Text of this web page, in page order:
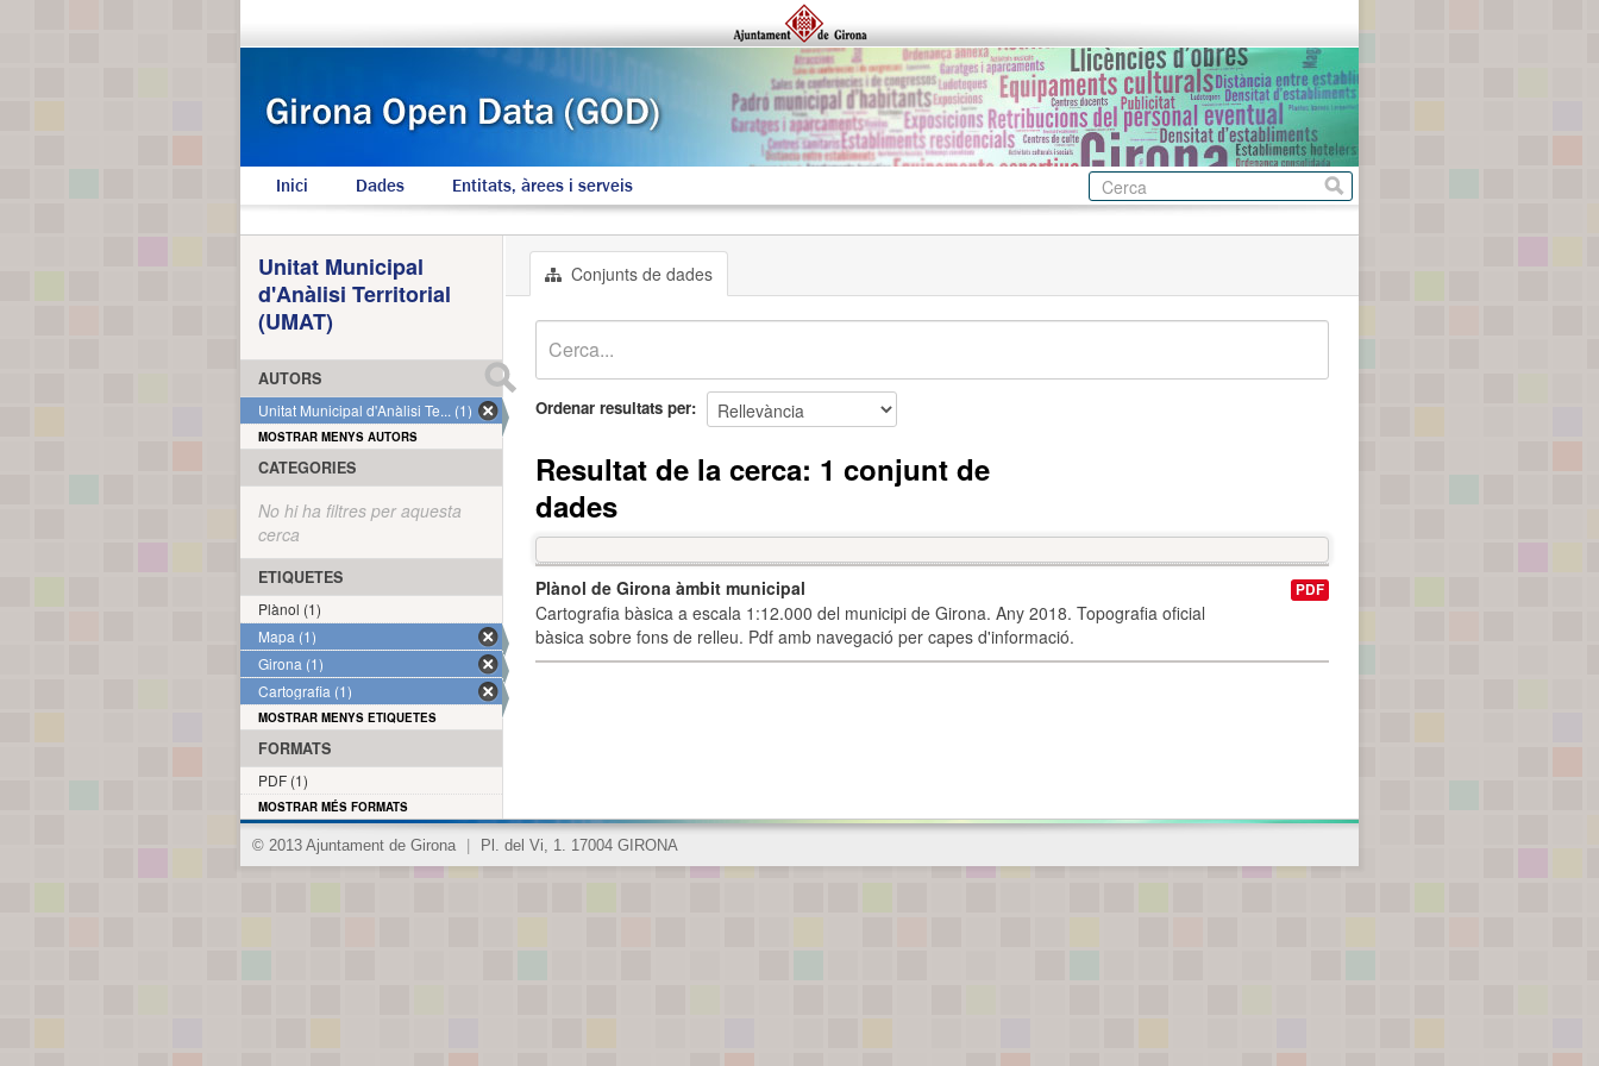
Inici Dades Entitats, àrees i serveis
Conjunts de dades
Ordenar resultats per
Resultat de la cerca: 1 conjunt de
dades
Plànol de Girona àmbit municipal
Cartografia bàsica a escala 1:12.000 del municipi de Girona. Any 2018. Topografia oficial
bàsica sobre fons de relleu. Pdf amb navegació per capes d'informació.
PDF
Unitat Municipal
d'Anàlisi Territorial
(UMAT)
AUTORS
Unitat Municipal d'Anàlisi Te... (1)
MOSTRAR MENYS AUTORS
CATEGORIES
No hi ha filtres per aquesta
cerca
ETIQUETES
Plànol (1)
Mapa (1)
Girona (1)
Cartografia (1)
MOSTRAR MENYS ETIQUETES
FORMATS
PDF (1)
MOSTRAR MÉS FORMATS
© 2013 Ajuntament de Girona Pl. del Vi, 1. 17004 GIRONA